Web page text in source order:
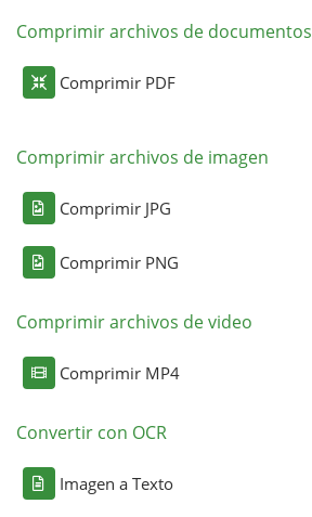
Comprimir archivos de documentos
Comprimir PDF
Comprimir archivos de imagen
Comprimir JPG
Comprimir PNG
Comprimir archivos de video
Comprimir MP4
Convertir con OCR
Imagen a Texto